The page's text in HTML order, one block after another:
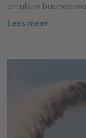
circulaire
Lees meer